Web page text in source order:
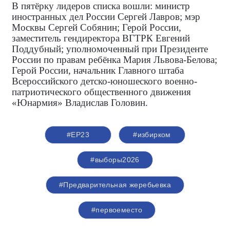
В пятёрку лидеров списка вошли: министр
иностранных дел России Сергей Лавров; мэр
Москвы Сергей Собянин; Герой России,
заместитель гендиректора ВГТРК Евгений
Поддубный; уполномоченный при Президенте
России по правам ребёнка Мария Львова-Белова;
Герой России, начальник Главного штаба
Всероссийского детско-юношеского военно-
патриотического общественного движения
«Юнармия» Владислав Головин.
#ЕР23 #избирком
#выборы2026
#Предварительная жеребьевка
#первоеместо